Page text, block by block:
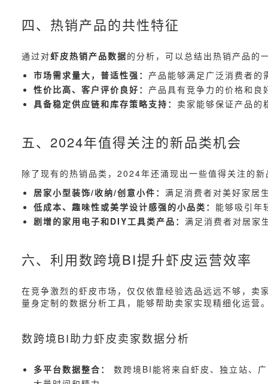
四、热销产品的共性特征
通过对虾皮热销产品数据的分析，可以总结出热销产品的
市场需求量大，普适性强： 产品能够满足广泛消费者的
性价比高、客户评价良好： 产品具有竞争力的价格和良
具备稳定供应链和库存策略支持： 卖家能够保证产品的
五、2024年值得关注的新品类机会
除了现有的热销品类，2024年还涌现出一些值得关注的
居家小型装饰/收纳/创意小件： 满足消费者对美好家居
低成本、趣味性或美学设计感强的小品类： 能够吸引年
剧增的家用电子和DIY工具类产品： 满足消费者对居家
六、利用数跨境BI提升虾皮运营效率
在竞争激烈的虾皮市场，仅仅依靠经验选品远远不够，
量身定制的数据分析工具，能够帮助卖家实现精细化运营
数跨境BI助力虾皮卖家数据分析
多平台数据整合：
数跨境BI能将来自虾皮、独立站、